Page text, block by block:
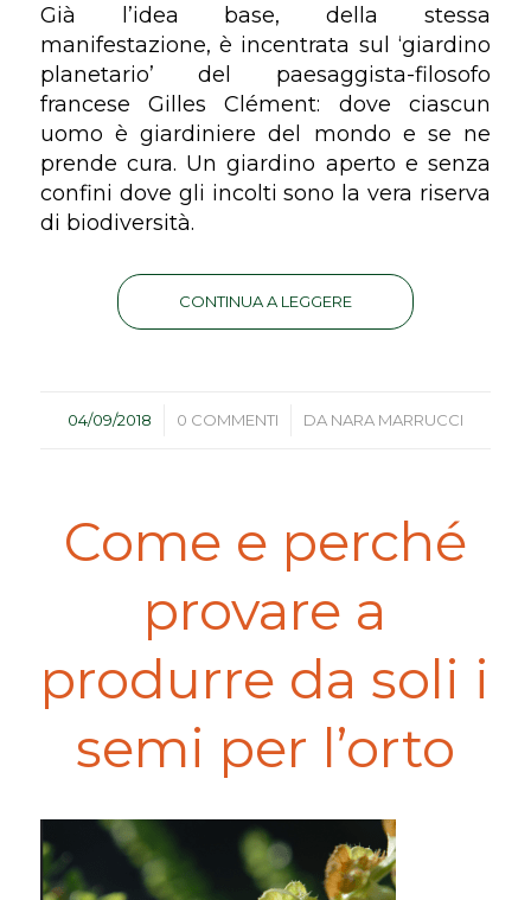
Già l’idea base, della stessa
manifestazione, è incentrata sul ‘giardino
planetario’ del paesaggista-filosofo
francese Gilles Clément: dove ciascun
uomo è giardiniere del mondo e se ne
prende cura. Un giardino aperto e senza
confini dove gli incolti sono la vera riserva
di biodiversità.
CONTINUA A LEGGERE
04/09/2018
/ 0 COMMENTI
/ DA NARA MARRUCCI
Come e perché
provare a
produrre da soli i
semi per l’orto